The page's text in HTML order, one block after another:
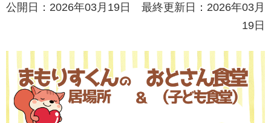
公開日：2026年03月19日 最終更新日：2026年03月
19日